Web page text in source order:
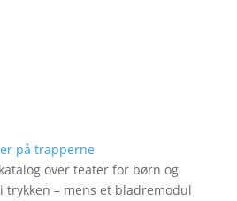
på trapperne
over teater for børn og
trykken – mens et bladremodul